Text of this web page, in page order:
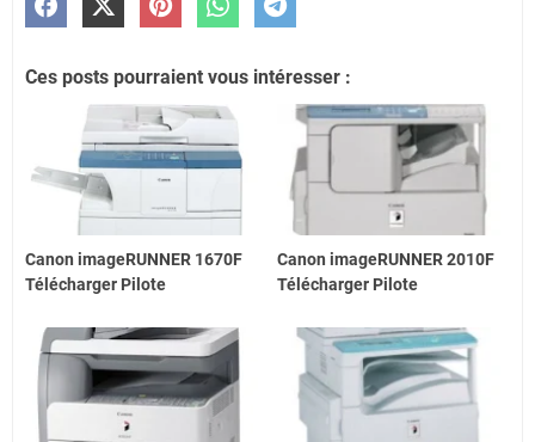
Ces posts pourraient vous intéresser :
Canon imageRUNNER 1670F
Télécharger Pilote
Canon imageRUNNER 2010F
Télécharger Pilote